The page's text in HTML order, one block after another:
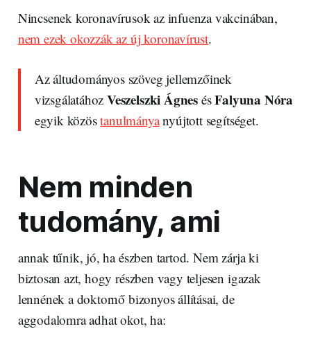
Nincsenek koronavírusok az infuenza vakcinában,
nem ezek okozzák az új koronavírust.
Az áltudományos szöveg jellemzőinek
vizsgálatáhozVeszelszki Ágnes ésFalyuna Nóra
egyik közöstanulmányanyújtott segítséget.
Nem minden
tudomány, ami
annak tűnik, jó, ha észben tartod. Nem zárja ki
biztosan azt, hogy részben vagy teljesen igazak
lennének a doktornő bizonyos állításai, de
aggodalomra adhat okot, ha: